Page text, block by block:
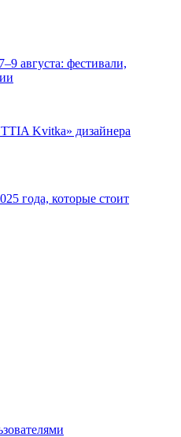
августа: фестивали,
Kvitka» дизайнера
года, которые стоит